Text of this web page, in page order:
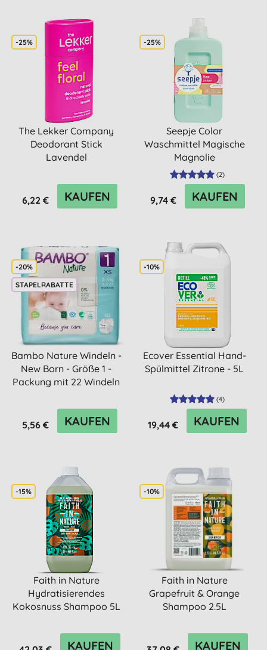
-25%
The Lekker Company
Deodorant Stick
Lavendel
6,22 € KAUFEN
-25%
Seepje Color
Waschmittel Magische
Magnolie
(2)
9,74 € KAUFEN
-20%
STAPELRABATTE
Bambo Nature Windeln -
New Born - Größe 1 -
Packung mit 22 Windeln
5,56 € KAUFEN
-10%
Ecover Essential Hand-
Spülmittel Zitrone - 5L
(4)
19,44 € KAUFEN
-15%
Faith in Nature
Hydratisierendes
Kokosnuss Shampoo 5L
KAUFEN
-10%
Faith in Nature
Grapefruit & Orange
Shampoo 2.5L
KAUFEN